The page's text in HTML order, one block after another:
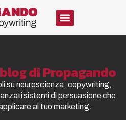
di Propagando
su neuroscienza, copywriting,
sistemi di persuasione che
al tuo marketing.